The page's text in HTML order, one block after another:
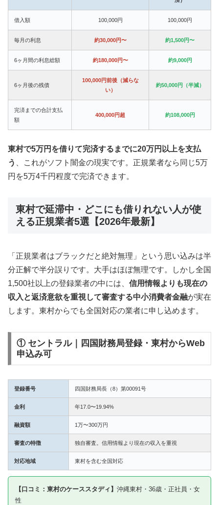
借入額 100,000円 100,000円
毎月の利息 約30,000円〜 約1,500円〜
6ヶ月間の利息総額 約180,000円〜 約9,000円
6ヶ月後の残債
100,000円前後（減らな
い）
約50,000円（半減）
完済までの合計支払
額
400,000円超 約108,000円
東村で5万円を借りて完済するまでに20万円以上を支払
う
、これがソフト闇金の現実です。正規業者なら同じ5万
円を5万4千円程度で完済できます。
東村で延滞中・どこにも借りれない人が使
える正規業者5選【2026年最新】
「正規業者はブラックだと絶対無理」という思い込みは半
分正解で半分誤りです。大手はほぼ無理です。しかし全国
1,500社以上の登録業者の中には、 信用情報よりも現在の
収入と返済意欲を重視して審査する中小消費者金融が実在
します。東村からでも全国対応の業者に申し込めます。
① セントラル｜四国財務局登録・東村からWeb
申込み可
登録番号 四国財務局長（8）第00091号
金利 年17.0〜19.94%
融資額 1万〜300万円
審査の特徴 独自審査。信用情報より現在の収入を重視
対応地域 東村を含む全国対応
【口コミ：東村のケーススタディ】 沖縄東村・36歳・正社員・女
性